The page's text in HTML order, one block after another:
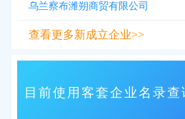
乌兰察布潍朔商贸有限公司
查看更多新成立企业>>
目前使用客套企业名录